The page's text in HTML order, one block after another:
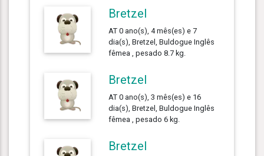
Bretzel
AT 0 ano(s), 4 mês(es) e 7
dia(s), Bretzel, Buldogue Inglês
fêmea , pesado 8.7 kg.
Bretzel
AT 0 ano(s), 3 mês(es) e 16
dia(s), Bretzel, Buldogue Inglês
fêmea , pesado 6 kg.
Bretzel